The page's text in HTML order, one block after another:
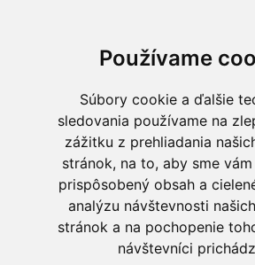
Používame
Súbory cookie a ďalšie
sledovania používame na
zážitku z prehliadania
stránok, na to, aby sme
prispôsobený obsah a
analýzu návštevnosti
stránok a na pochopenie
návštevníci